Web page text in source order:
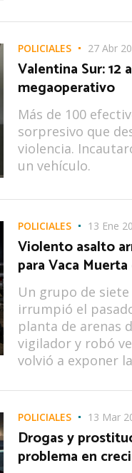
POLICIALES 27 Abr
Valentina Sur: 12
megaoperativo
Más de 100
sorpresivo que
violencia.
un vehículo.
POLICIALES 13 Ene
Violento asalto
para Vaca
Un grupo de
irrumpió el
planta de arenas
vigilador y robó
volvió a exponer
POLICIALES 13 Mar
Drogas y
problema en